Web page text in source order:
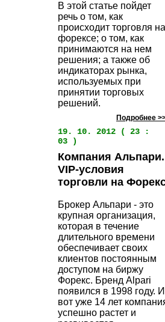
В этой статье пойдет
речь о том, как
происходит торговля на
форексе; о том, как
принимаются на нем
решения; а также об
индикаторах рынка,
используемых при
принятии торговых
решений.
Подробнее
19. 10. 2012 ( 23 :
03 )
Компания Альпари.
VIP-условия
торговли на
Брокер Альпари - это
крупная организация,
которая в течение
длительного времени
обеспечивает своих
клиентов постоянным
доступом на биржу
Форекс. Бренд Alpari
появился в 1998 году. И
вот уже 14 лет
успешно растет и